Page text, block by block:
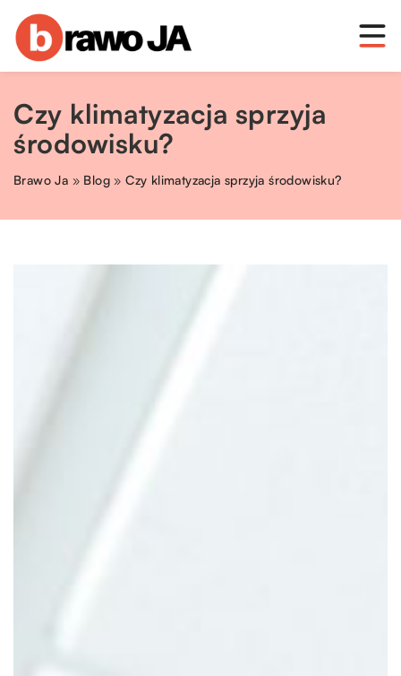
Czy klimatyzacja sprzyja
środowisku?
Brawo Ja » Blog »Czy klimatyzacja sprzyja środowisku?